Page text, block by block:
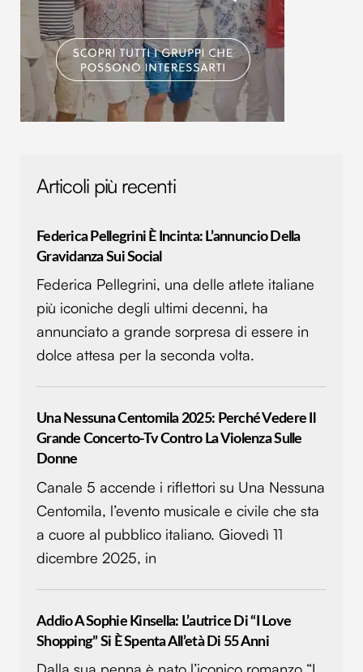
Articoli più recenti
Federica Pellegrini È Incinta: L’annuncio Della
Gravidanza Sui Social
Federica Pellegrini, una delle atlete italiane
più iconiche degli ultimi decenni, ha
annunciato a grande sorpresa di essere in
dolce attesa per la seconda volta.
Una Nessuna Centomila 2025: Perché Vedere Il
Grande Concerto-Tv Contro La Violenza Sulle
Donne
Canale 5 accende i riflettori su Una Nessuna
Centomila, l’evento musicale e civile che sta
a cuore al pubblico italiano. Giovedì 11
dicembre 2025, in
Addio A Sophie Kinsella: L’autrice Di “I Love
Shopping” Si È Spenta All’età Di 55 Anni